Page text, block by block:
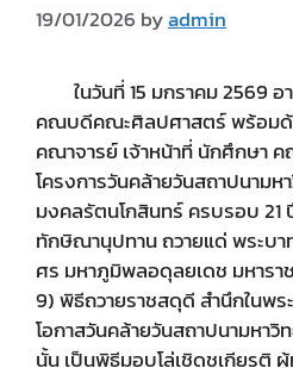
19/01/2026 byadmin
ในวันที่ 15 มกราคม 2569 อ
คณบดีคณะศิลปศาสตร์ พร้อม
คณาจารย์ เจ้าหน้าที่ นักศึกษา
โครงการวันคล้ายวันสถาปนามห
มงคลรัตนโกสินทร์ ครบรอบ
ทักษิณานุปทาน ถวายแด่ พระบา
ศร มหาภูมิพลอดุลยเดช มหาร
9) พิธีถวายราชสดุดี สำนึกในพ
โอกาสวันคล้ายวันสถาปนามหา
นั้น เป็นพิธีมอบโล่เชิดชูเกียรติ